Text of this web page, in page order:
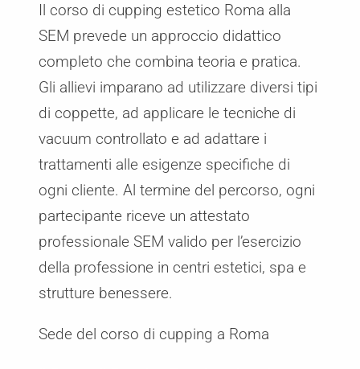
Il corso di cupping estetico Roma alla
SEM prevede un approccio didattico
completo che combina teoria e pratica.
Gli allievi imparano ad utilizzare diversi tipi
di coppette, ad applicare le tecniche di
vacuum controllato e ad adattare i
trattamenti alle esigenze specifiche di
ogni cliente. Al termine del percorso, ogni
partecipante riceve un attestato
professionale SEM valido per l’esercizio
della professione in centri estetici, spa e
strutture benessere.
Sede del corso di cupping a Roma